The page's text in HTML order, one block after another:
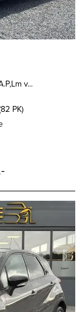
v...
PK)